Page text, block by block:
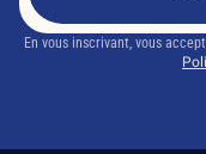
En vous inscrivant, vous